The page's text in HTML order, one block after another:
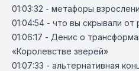
01:03:32 - метафоры
01:04:54 - что вы скрывали от
01:06:17 - Денис о
«Королевстве зверей»
01:07:33 - альтернативная